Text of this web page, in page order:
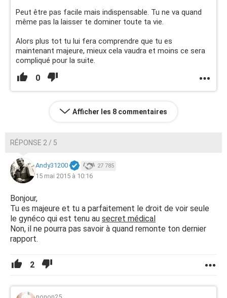
Peut être pas facile mais indispensable. Tu ne va quand
même pas la laisser te dominer toute ta vie.
Alors plus tot tu lui fera comprendre que tu es
maintenant majeure, mieux cela vaudra et moins ce sera
compliqué pour la suite.
0
Afficher les 8 commentaires
RÉPONSE 2 / 5
Andy31200 27 785
15 mai 2015 à 10:16
Bonjour,
Tu es majeure et tu a parfaitement le droit de voir seule
le gynéco qui est tenu au secret médical
Non, il ne pourra pas savoir à quand remonte ton dernier
rapport.
2